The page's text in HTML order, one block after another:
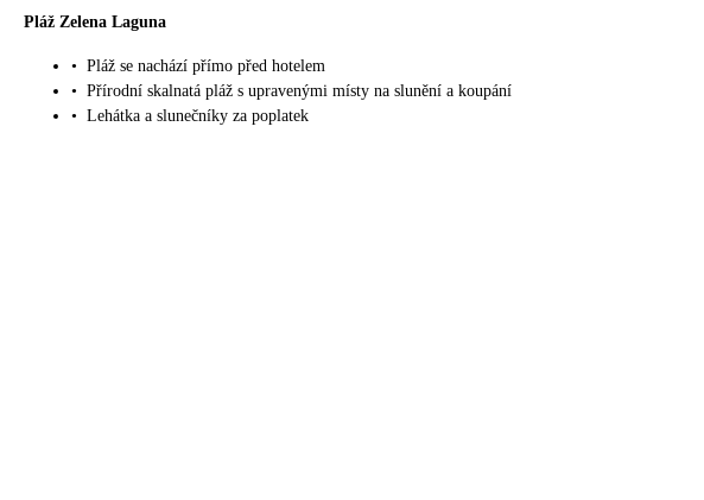
Pláž Zelena Laguna
• Pláž se nachází přímo před hotelem
• Přírodní skalnatá pláž s upravenými místy na slunění a koupání
• Lehátka a slunečníky za poplatek